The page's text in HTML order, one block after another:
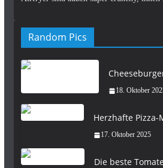
Random Pics
18. Oktober
Herzhafte Pizza-
17. Oktober 2025
Die beste